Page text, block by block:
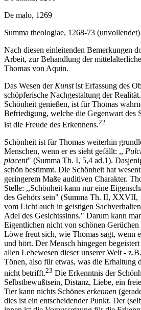
De malo, 1269
Summa theologiae, 1268-73 (unvollendet)
Nach diesen einleitenden Bemerkungen
Arbeit, zur Behandlung der
Thomas von Aquin.
Das Wesen der Kunstist Erfassung des
schöpferische Nachgestaltung der
Schönheit genießen, ist für Thomas
Befriedigung, welche die Gegenwart des
ist die Freude des Erkennens.22
Schönheit ist für Thomas weiterhin
Menschen, wenn er es sieht gefällt: ,,
placent" (Summa Th. I, 5,4 ad.1).
schön bestimmt. Die Schönheit hat
geringerem Maße auditiven Charakter.
Stelle: ,,Schönheit kann nur eine
des Gehörs sein" (Summa Th. II, XXVII,
vom Licht auch in geistigen
Adel des Gesichtssinns." Darum kann
Eigentlichen nicht von schönen
Löwe freut sich, wie Thomas sagt, wenn
und hört. Der Mensch hingegen
allen Lebewesen dieser unserer Welt -
Tönen, also für etwas, was die Erhaltung
nicht betrifft.23 Die Erkenntnis der
Selbstbewußtsein, Distanz, Liebe, ein
Tier kann nichts Schönes erkennen
dies ist ein entscheidender Punkt. Der